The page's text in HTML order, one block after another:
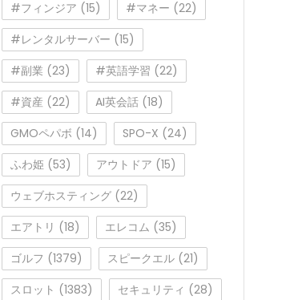
#フィンジア (15) #マネー (22)
#レンタルサーバー (15)
#副業 (23) #英語学習 (22)
#資産 (22) AI英会話 (18)
GMOペパボ (14) SPO-X (24)
ふわ姫 (53) アウトドア (15)
ウェブホスティング (22)
エアトリ (18) エレコム (35)
ゴルフ (1379) スピークエル (21)
スロット (1383) セキュリティ (28)